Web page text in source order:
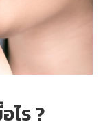
ไร ?